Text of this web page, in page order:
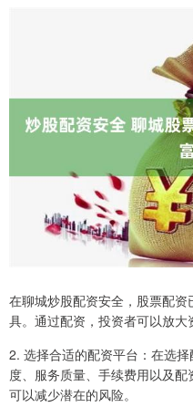
在聊城炒股配资安全，股票配
具。通过配资，投资者可以放大
2. 选择合适的配资平台：在选
度、服务质量、手续费用以及
可以减少潜在的风险。